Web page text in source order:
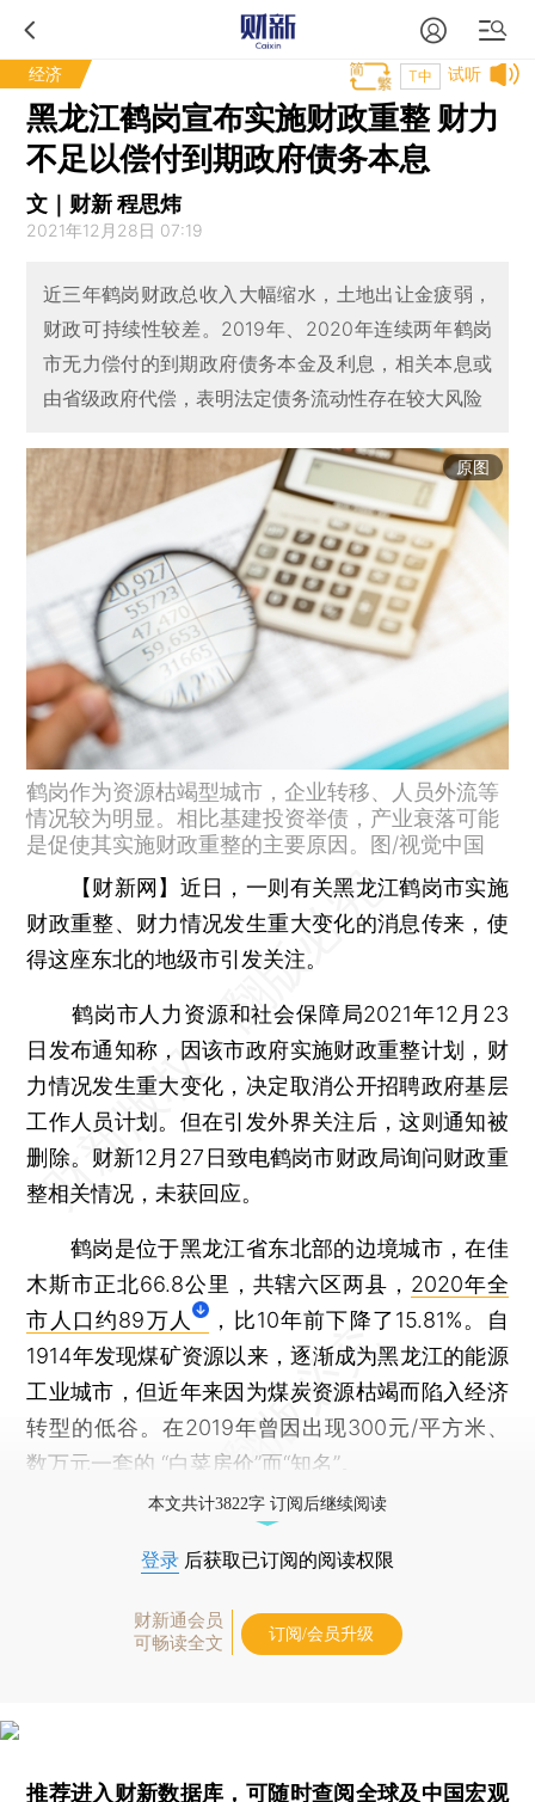
经济 试听
T中
黑龙江鹤岗宣布实施财政重整 财力
不足以偿付到期政府债务本息
文｜财新 程思炜
2021年12月28日 07:19
近三年鹤岗财政总收入大幅缩水，土地出让金疲弱，
财政可持续性较差。2019年、2020年连续两年鹤岗
市无力偿付的到期政府债务本金及利息，相关本息或
由省级政府代偿，表明法定债务流动性存在较大风险
原图
鹤岗作为资源枯竭型城市，企业转移、人员外流等
情况较为明显。相比基建投资举债，产业衰落可能
是促使其实施财政重整的主要原因。图/视觉中国
【财新网】 近日，一则有关黑龙江鹤岗市实施
财政重整、财力情况发生重大变化的消息传来，使
得这座东北的地级市引发关注。
鹤岗市人力资源和社会保障局2021年12月23
日发布通知称，因该市政府实施财政重整计划，财
力情况发生重大变化，决定取消公开招聘政府基层
工作人员计划。但在引发外界关注后，这则通知被
删除。财新12月27日致电鹤岗市财政局询问财政重
整相关情况，未获回应。
鹤岗是位于黑龙江省东北部的边境城市，在佳
木斯市正北66.8公里，共辖六区两县， 2020年全
市人口约89万人
，比10年前下降了15.81%。自
1914年发现煤矿资源以来，逐渐成为黑龙江的能源
工业城市，但近年来因为煤炭资源枯竭而陷入经济
转型的低谷。在2019年曾因出现300元/平方米、
数万元一套的 “白菜房价”而“知名”。
本文共计3822字 订阅后继续阅读
登录 后获取已订阅的阅读权限
财新通会员
可畅读全文
订阅/会员升级
推荐进入财新数据库 ，可随时查阅全球及中国宏观